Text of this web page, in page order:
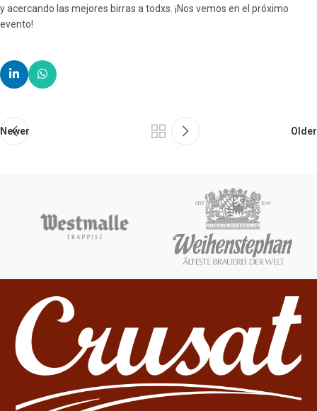
y acercando las mejores birras a todxs. ¡Nos vemos en el próximo
evento!
Newer Older